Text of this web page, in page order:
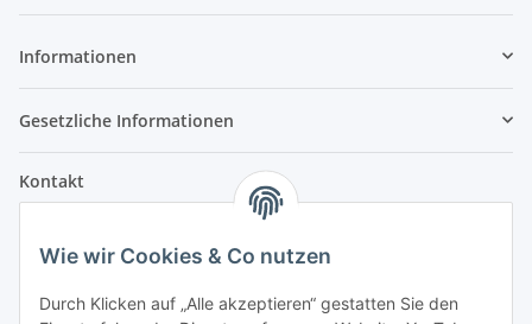
Informationen
Gesetzliche Informationen
Kontakt
Im Weiherfeld 10
Wie wir Cookies & Co nutzen
Durch Klicken auf „Alle akzeptieren“ gestatten Sie den